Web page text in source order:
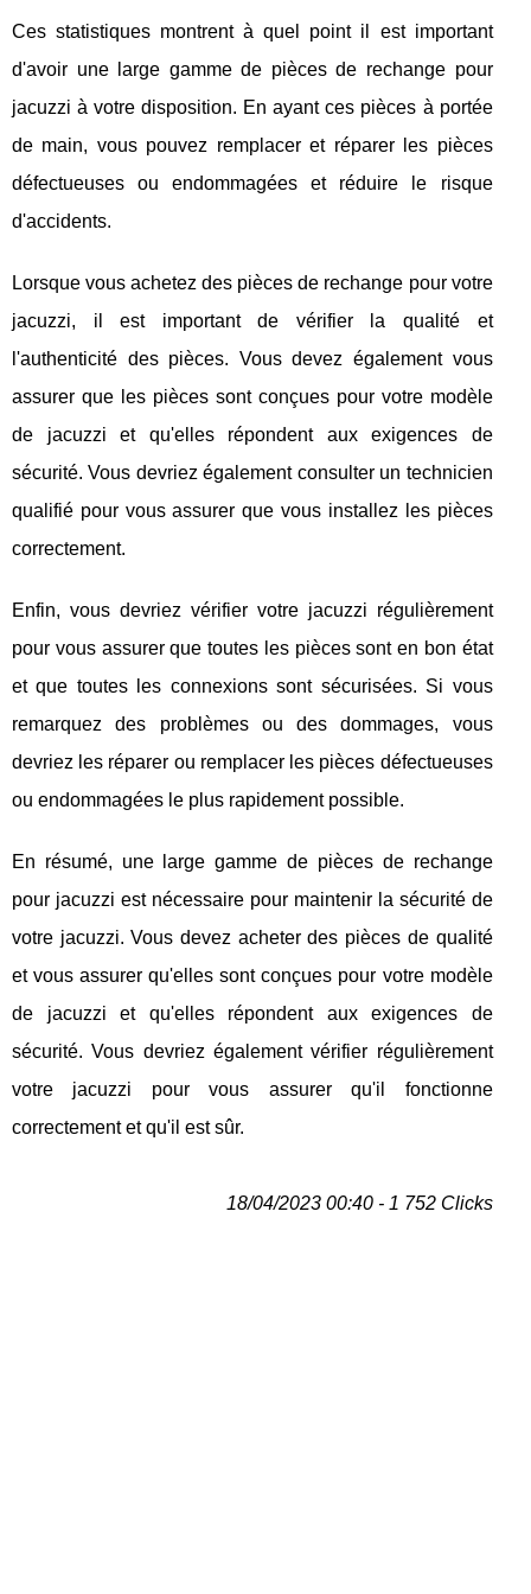
Ces statistiques montrent à quel point il est important
d'avoir une large gamme de pièces de rechange pour
jacuzzi à votre disposition. En ayant ces pièces à portée
de main, vous pouvez remplacer et réparer les pièces
défectueuses ou endommagées et réduire le risque
d'accidents.
Lorsque vous achetez des pièces de rechange pour votre
jacuzzi, il est important de vérifier la qualité et
l'authenticité des pièces. Vous devez également vous
assurer que les pièces sont conçues pour votre modèle
de jacuzzi et qu'elles répondent aux exigences de
sécurité. Vous devriez également consulter un technicien
qualifié pour vous assurer que vous installez les pièces
correctement.
Enfin, vous devriez vérifier votre jacuzzi régulièrement
pour vous assurer que toutes les pièces sont en bon état
et que toutes les connexions sont sécurisées. Si vous
remarquez des problèmes ou des dommages, vous
devriez les réparer ou remplacer les pièces défectueuses
ou endommagées le plus rapidement possible.
En résumé, une large gamme de pièces de rechange
pour jacuzzi est nécessaire pour maintenir la sécurité de
votre jacuzzi. Vous devez acheter des pièces de qualité
et vous assurer qu'elles sont conçues pour votre modèle
de jacuzzi et qu'elles répondent aux exigences de
sécurité. Vous devriez également vérifier régulièrement
votre jacuzzi pour vous assurer qu'il fonctionne
correctement et qu'il est sûr.
18/04/2023 00:40 - 1 752 Clicks